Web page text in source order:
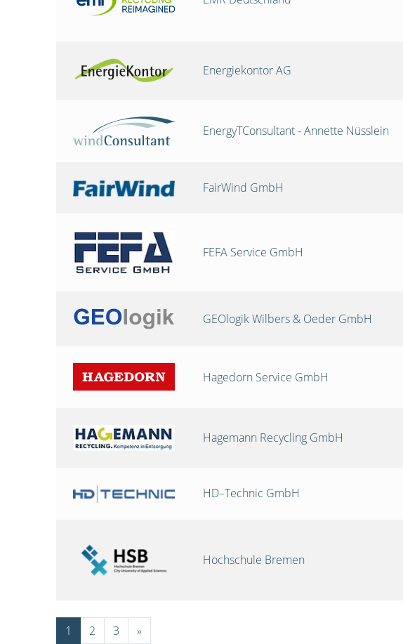
Energiekontor AG
EnergyTConsultant - Annette Nüsslein
FairWind GmbH
FEFA Service GmbH
GEOlogik Wilbers & Oeder GmbH
Hagedorn Service GmbH
Hagemann Recycling GmbH
HD–Technic GmbH
Hochschule Bremen
1 2 3 »